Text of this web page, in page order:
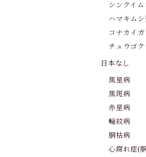
シンクイ
ハマキムシ
コナカイ
チュウゴ
日本なし
黒星病
黒斑病
赤星病
輪紋病
胴枯病
心腐れ症(